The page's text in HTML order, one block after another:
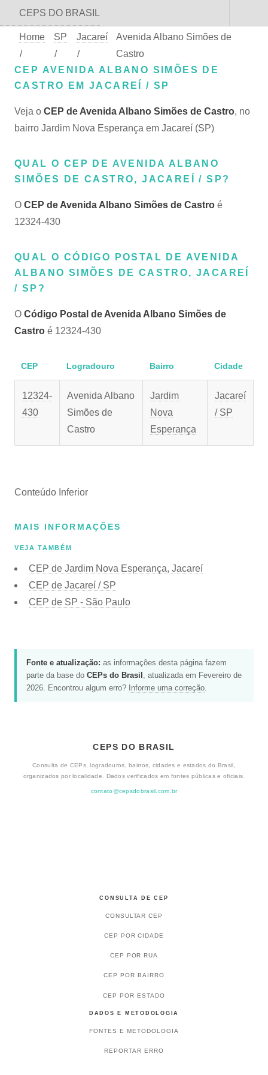
CEPS DO BRASIL
Home
/
SP
/
Jacareí
/
Avenida Albano Simões de
Castro
CEP AVENIDA ALBANO SIMÕES DE
CASTRO EM JACAREÍ / SP
Veja o CEP de Avenida Albano Simões de Castro, no
bairro Jardim Nova Esperança em Jacareí (SP)
QUAL O CEP DE AVENIDA ALBANO
SIMÕES DE CASTRO, JACAREÍ / SP?
O CEP de Avenida Albano Simões de Castro é
12324-430
QUAL O CÓDIGO POSTAL DE AVENIDA
ALBANO SIMÕES DE CASTRO, JACAREÍ
/ SP?
O Código Postal de Avenida Albano Simões de
Castro é 12324-430
CEP Logradouro Bairro Cidade
12324-
430
Avenida Albano
Simões de
Castro
Jardim
Nova
Esperança
Jacareí
/ SP
Conteúdo Inferior
MAIS INFORMAÇÕES
VEJA TAMBÉM
CEP de Jardim Nova Esperança, Jacareí
CEP de Jacareí / SP
CEP de SP - São Paulo
Fonte e atualização: as informações desta página fazem
parte da base do CEPs do Brasil , atualizada em Fevereiro de
2026. Encontrou algum erro? Informe uma correção.
CEPS DO BRASIL
Consulta de CEPs, logradouros, bairros, cidades e estados do Brasil,
organizados por localidade. Dados verificados em fontes públicas e oficiais.
contato@cepsdobrasil.com.br
CONSULTA DE CEP
CONSULTAR CEP
CEP POR CIDADE
CEP POR RUA
CEP POR BAIRRO
CEP POR ESTADO
DADOS E METODOLOGIA
FONTES E METODOLOGIA
REPORTAR ERRO